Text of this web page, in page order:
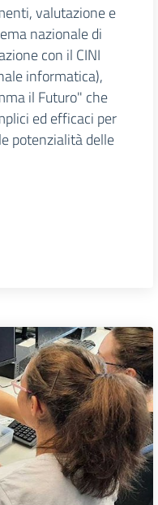
valutazione e
nazionale di
con il CINI
informatica),
il Futuro" che
ed efficaci per
potenzialità delle